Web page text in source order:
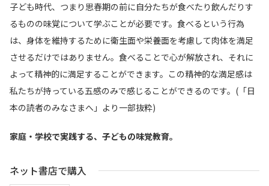
子ども時代、つまり思春期の前に自分たちが食べたり飲んだりす
るものの味覚について学ぶことが必要です。食べるという行為
は、身体を維持するために衛生面や栄養面を考慮して肉体を満足
させるだけではありません。食べることで心が解放され、それに
よって精神的に満足することができます。この精神的な満足感は
私たちが持っている五感のみで感じることができるのです。(「日
本の読者のみなさまへ」より一部抜粋)
家庭・学校で実践する、子どもの味覚教育。
ネット書店で購入